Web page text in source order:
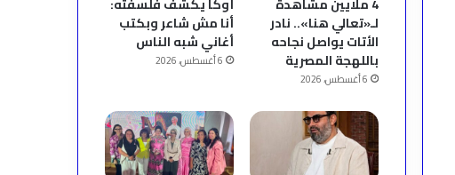
لـ«تعالي هنا».. نادر
الأتات يواصل نجاحه
باللهجة المصرية
6 أغسطس، 2026
أنا مش شاعر وبكتب
أغاني شبه الناس
6 أغسطس، 2026